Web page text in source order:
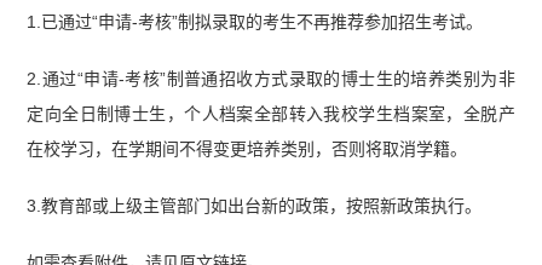
1.已通过“申请-考核”制拟录取的考生不再推荐参加招生考试。
2.通过“申请-考核”制普通招收方式录取的博士生的培养类别为非
定向全日制博士生，个人档案全部转入我校学生档案室，全脱产
在校学习，在学期间不得变更培养类别，否则将取消学籍。
3.教育部或上级主管部门如出台新的政策，按照新政策执行。